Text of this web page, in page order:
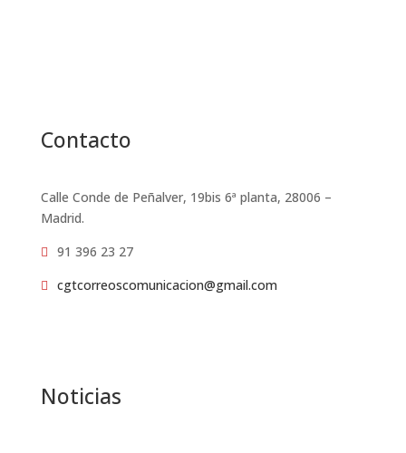
Contacto
Calle Conde de Peñalver, 19bis 6ª planta, 28006 –
Madrid.
 91 396 23 27
 cgtcorreoscomunicacion@gmail.com
Noticias